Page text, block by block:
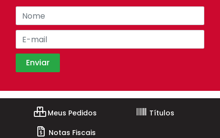
Meus Pedidos
Títulos
Notas Fiscais